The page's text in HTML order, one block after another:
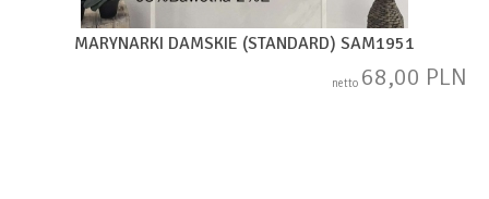
MARYNARKI DAMSKIE (STANDARD) SAM1951
netto 68,00 PLN